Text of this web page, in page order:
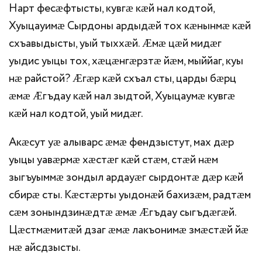
Нарт фесӕфтысты, кувгӕ кӕй нал кодтой,
Хуыцауимӕ Сырдоны ардыдӕй тох кӕнынмӕ кӕй
схъавыдысты, уый тыххӕй. Ӕмӕ цӕй мидӕг
уыдис уыцы тох, хӕцӕнгӕрзтӕ йӕм, мыййаг, куы
нӕ райстой? Ӕгӕр кӕй схъал сты, царды бӕрц
ӕмӕ Ӕгъдау кӕй нал зыдтой, Хуыцаумӕ кувгӕ
кӕй нал кодтой, уый мидӕг.
Акӕсут уӕ алыварс ӕмӕ фендзыстут, мах дӕр
уыцы уавӕрмӕ хӕстӕг кӕй стӕм, стӕй нӕм
зыгъуыммӕ зондыл ардауӕг сырдонтӕ дӕр кӕй
сбирӕ сты. Кӕстӕрты уыдонӕй бахизӕм, радтӕм
сӕм зонындзинӕдтӕ ӕмӕ Ӕгъдау сыгъдӕгӕй.
Цӕстмӕмитӕй дзаг ӕмӕ лакъонимӕ змӕстӕй йӕ
нӕ айсдзысты.